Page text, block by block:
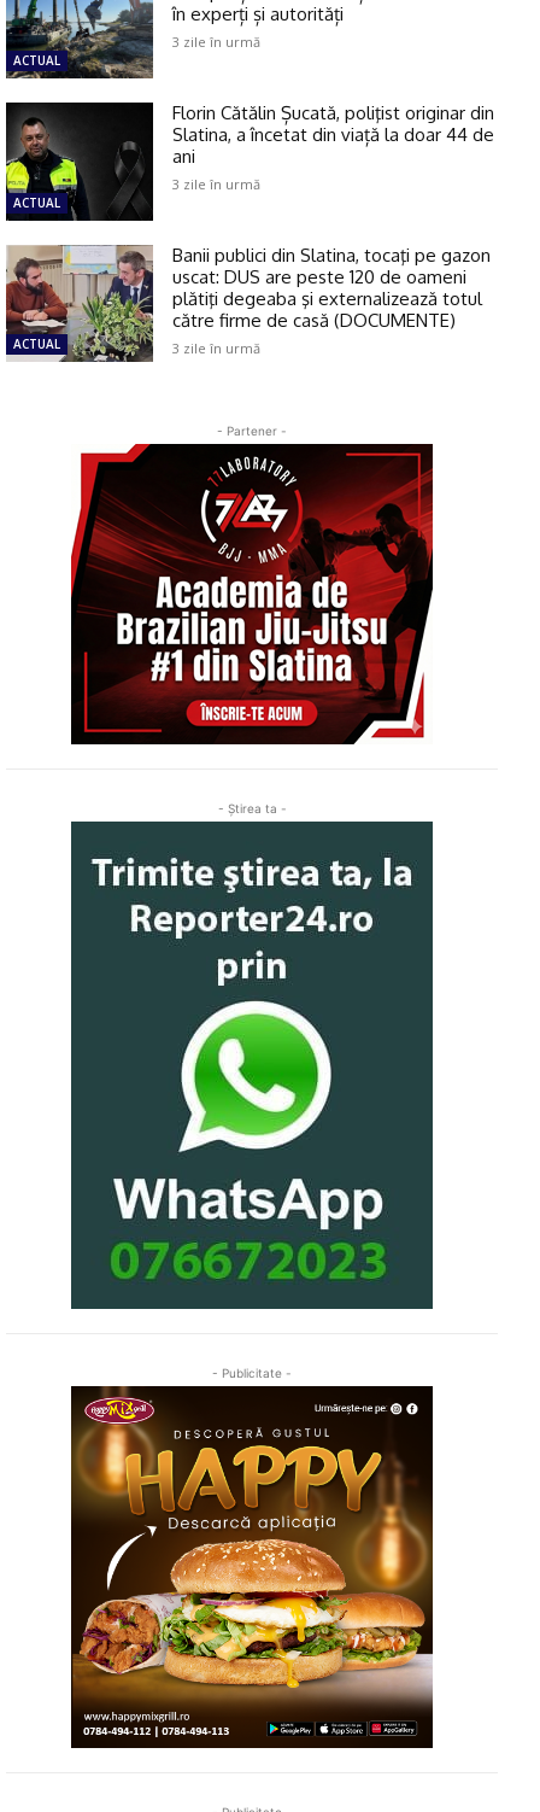
ACTUAL
în experți și autorități
3 zile în urmă
ACTUAL
Florin Cătălin Șucată, poliţist originar din
Slatina, a încetat din viață la doar 44 de
ani
3 zile în urmă
ACTUAL
Banii publici din Slatina, tocaţi pe gazon
uscat: DUS are peste 120 de oameni
plătiţi degeaba şi externalizează totul
către firme de casă (DOCUMENTE)
3 zile în urmă
- Partener -
- Ştirea ta -
- Publicitate -